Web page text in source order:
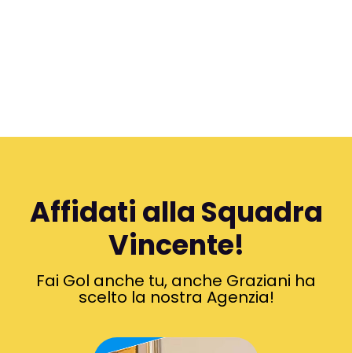
Affidati alla Squadra
Vincente!
Fai Gol anche tu, anche Graziani ha
scelto la nostra Agenzia!